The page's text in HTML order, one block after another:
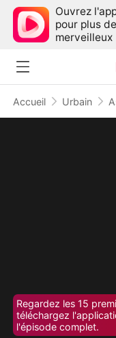
Ouvrez
pour plus
merveilleux
Accueil Urbain
Regardez les 15
téléchargez
l'épisode complet.